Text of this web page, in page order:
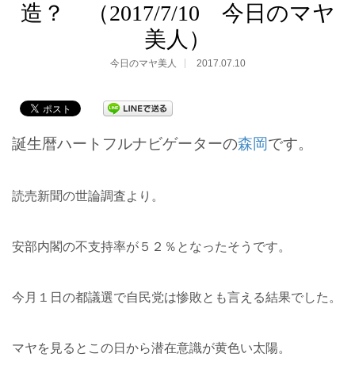
造？ （2017/7/10 今日のマヤ
美人）
今日のマヤ美人 2017.07.10
誕生暦ハートフルナビゲーターの森岡です。
読売新聞の世論調査より。
安部内閣の不支持率が５２％となったそうです。
今月１日の都議選で自民党は惨敗とも言える結果でした。
マヤを見るとこの日から潜在意識が黄色い太陽。